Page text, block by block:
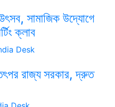
সামাজিক উদ্যোগে
ক্লাব
Desk
রাজ্য সরকার, দ্রুত